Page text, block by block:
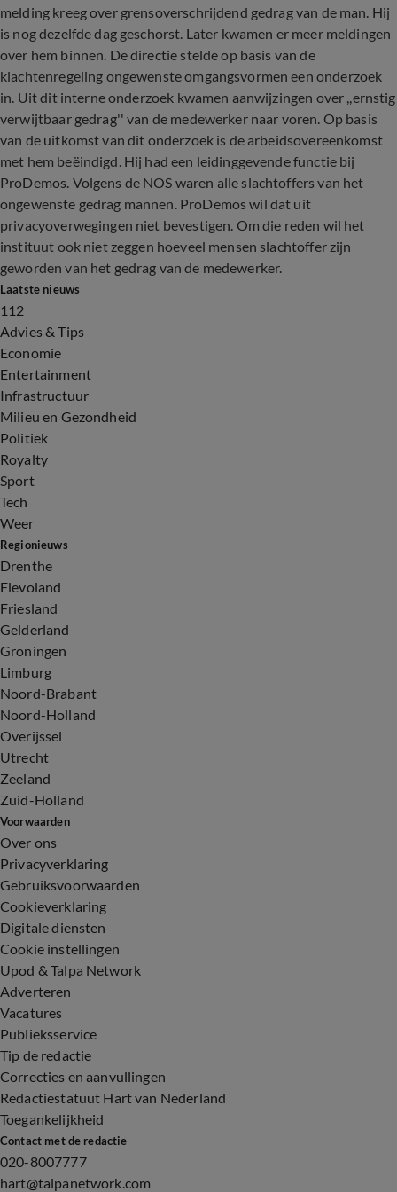
melding kreeg over grensoverschrijdend gedrag van de man. Hij
is nog dezelfde dag geschorst. Later kwamen er meer meldingen
over hem binnen. De directie stelde op basis van de
klachtenregeling ongewenste omgangsvormen een onderzoek
in. Uit dit interne onderzoek kwamen aanwijzingen over ,,ernstig
verwijtbaar gedrag'' van de medewerker naar voren. Op basis
van de uitkomst van dit onderzoek is de arbeidsovereenkomst
met hem beëindigd. Hij had een leidinggevende functie bij
ProDemos. Volgens de NOS waren alle slachtoffers van het
ongewenste gedrag mannen. ProDemos wil dat uit
privacyoverwegingen niet bevestigen. Om die reden wil het
instituut ook niet zeggen hoeveel mensen slachtoffer zijn
geworden van het gedrag van de medewerker.
Laatste nieuws
112
Advies & Tips
Economie
Entertainment
Infrastructuur
Milieu en Gezondheid
Politiek
Royalty
Sport
Tech
Weer
Regionieuws
Drenthe
Flevoland
Friesland
Gelderland
Groningen
Limburg
Noord-Brabant
Noord-Holland
Overijssel
Utrecht
Zeeland
Zuid-Holland
Voorwaarden
Over ons
Privacyverklaring
Gebruiksvoorwaarden
Cookieverklaring
Digitale diensten
Cookie instellingen
Upod & Talpa Network
Adverteren
Vacatures
Publieksservice
Tip de redactie
Correcties en aanvullingen
Redactiestatuut Hart van Nederland
Toegankelijkheid
Contact met de redactie
020-8007777
hart@talpanetwork.com